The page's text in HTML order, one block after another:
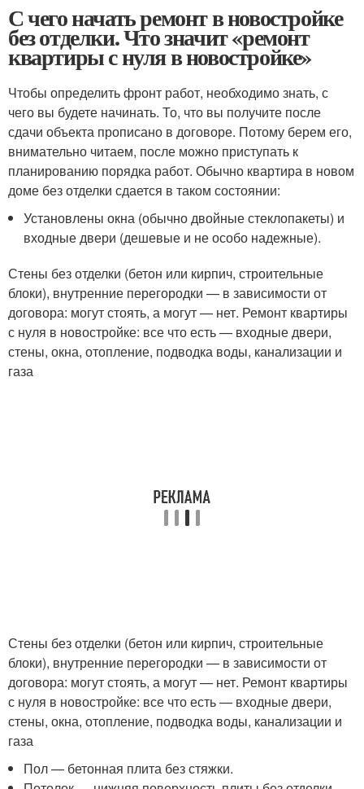
С чего начать ремонт в новостройке
без отделки. Что значит «ремонт
квартиры с нуля в новостройке»
Чтобы определить фронт работ, необходимо знать, с
чего вы будете начинать. То, что вы получите после
сдачи объекта прописано в договоре. Потому берем его,
внимательно читаем, после можно приступать к
планированию порядка работ. Обычно квартира в новом
доме без отделки сдается в таком состоянии:
Установлены окна (обычно двойные стеклопакеты) и
входные двери (дешевые и не особо надежные).
Стены без отделки (бетон или кирпич, строительные
блоки), внутренние перегородки — в зависимости от
договора: могут стоять, а могут — нет. Ремонт квартиры
с нуля в новостройке: все что есть — входные двери,
стены, окна, отопление, подводка воды, канализации и
газа
Стены без отделки (бетон или кирпич, строительные
блоки), внутренние перегородки — в зависимости от
договора: могут стоять, а могут — нет. Ремонт квартиры
с нуля в новостройке: все что есть — входные двери,
стены, окна, отопление, подводка воды, канализации и
газа
Пол — бетонная плита без стяжки.